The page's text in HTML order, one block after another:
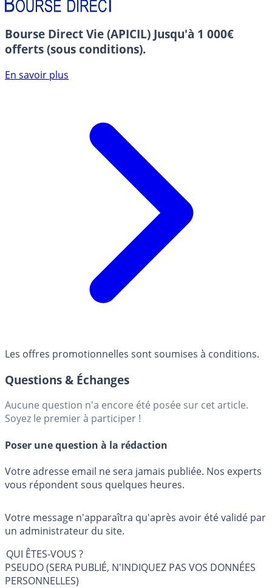
Bourse Direct Vie (APICIL) Jusqu'à 1 000€
offerts (sous conditions).
En savoir plus
Les offres promotionnelles sont soumises à conditions.
Questions & Échanges
Aucune question n'a encore été posée sur cet article.
Soyez le premier à participer !
Poser une question à la rédaction
Votre adresse email ne sera jamais publiée. Nos experts
vous répondent sous quelques heures.
Votre message n'apparaîtra qu'après avoir été validé par
un administrateur du site.
QUI ÊTES-VOUS ?
PSEUDO (SERA PUBLIÉ, N'INDIQUEZ PAS VOS DONNÉES
PERSONNELLES)